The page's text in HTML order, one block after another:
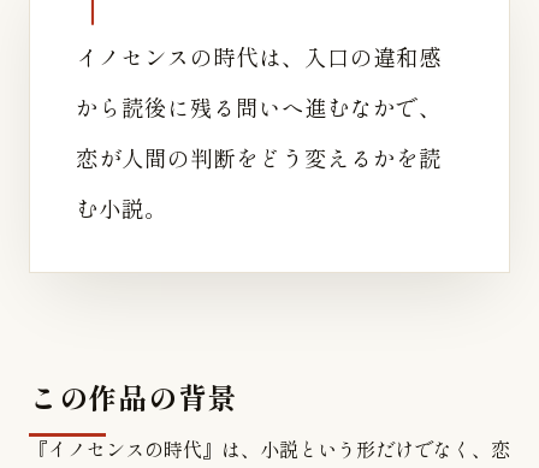
イノセンスの時代は、入口の違和感
から読後に残る問いへ進むなかで、
恋が人間の判断をどう変えるかを読
む小説。
この作品の背景
『イノセンスの時代』は、小説という形だけでなく、恋